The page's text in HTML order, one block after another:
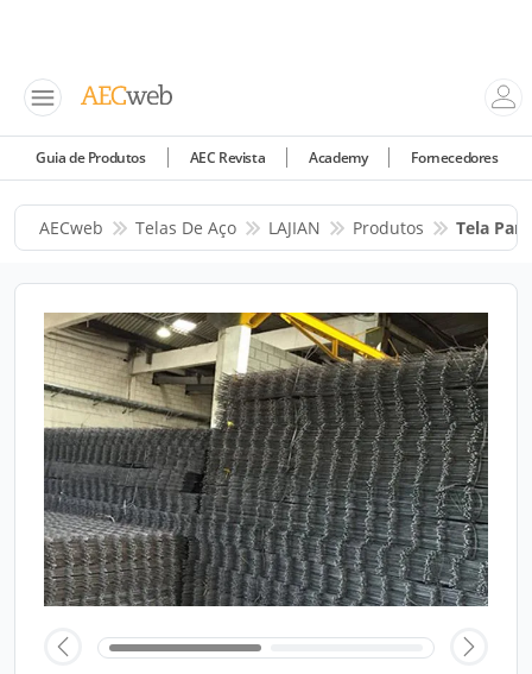
Guia de Produtos AEC Revista Academy Fornecedores
AECweb Telas De Aço LAJIAN Produtos Tela